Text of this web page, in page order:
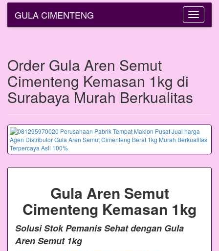
Toggle
GULA CIMENTENG
Order Gula Aren Semut
Cimenteng Kemasan 1kg di
Surabaya Murah Berkualitas
Gula Aren Semut
Cimenteng Kemasan 1kg
Solusi Stok Pemanis Sehat dengan Gula
Aren Semut 1kg